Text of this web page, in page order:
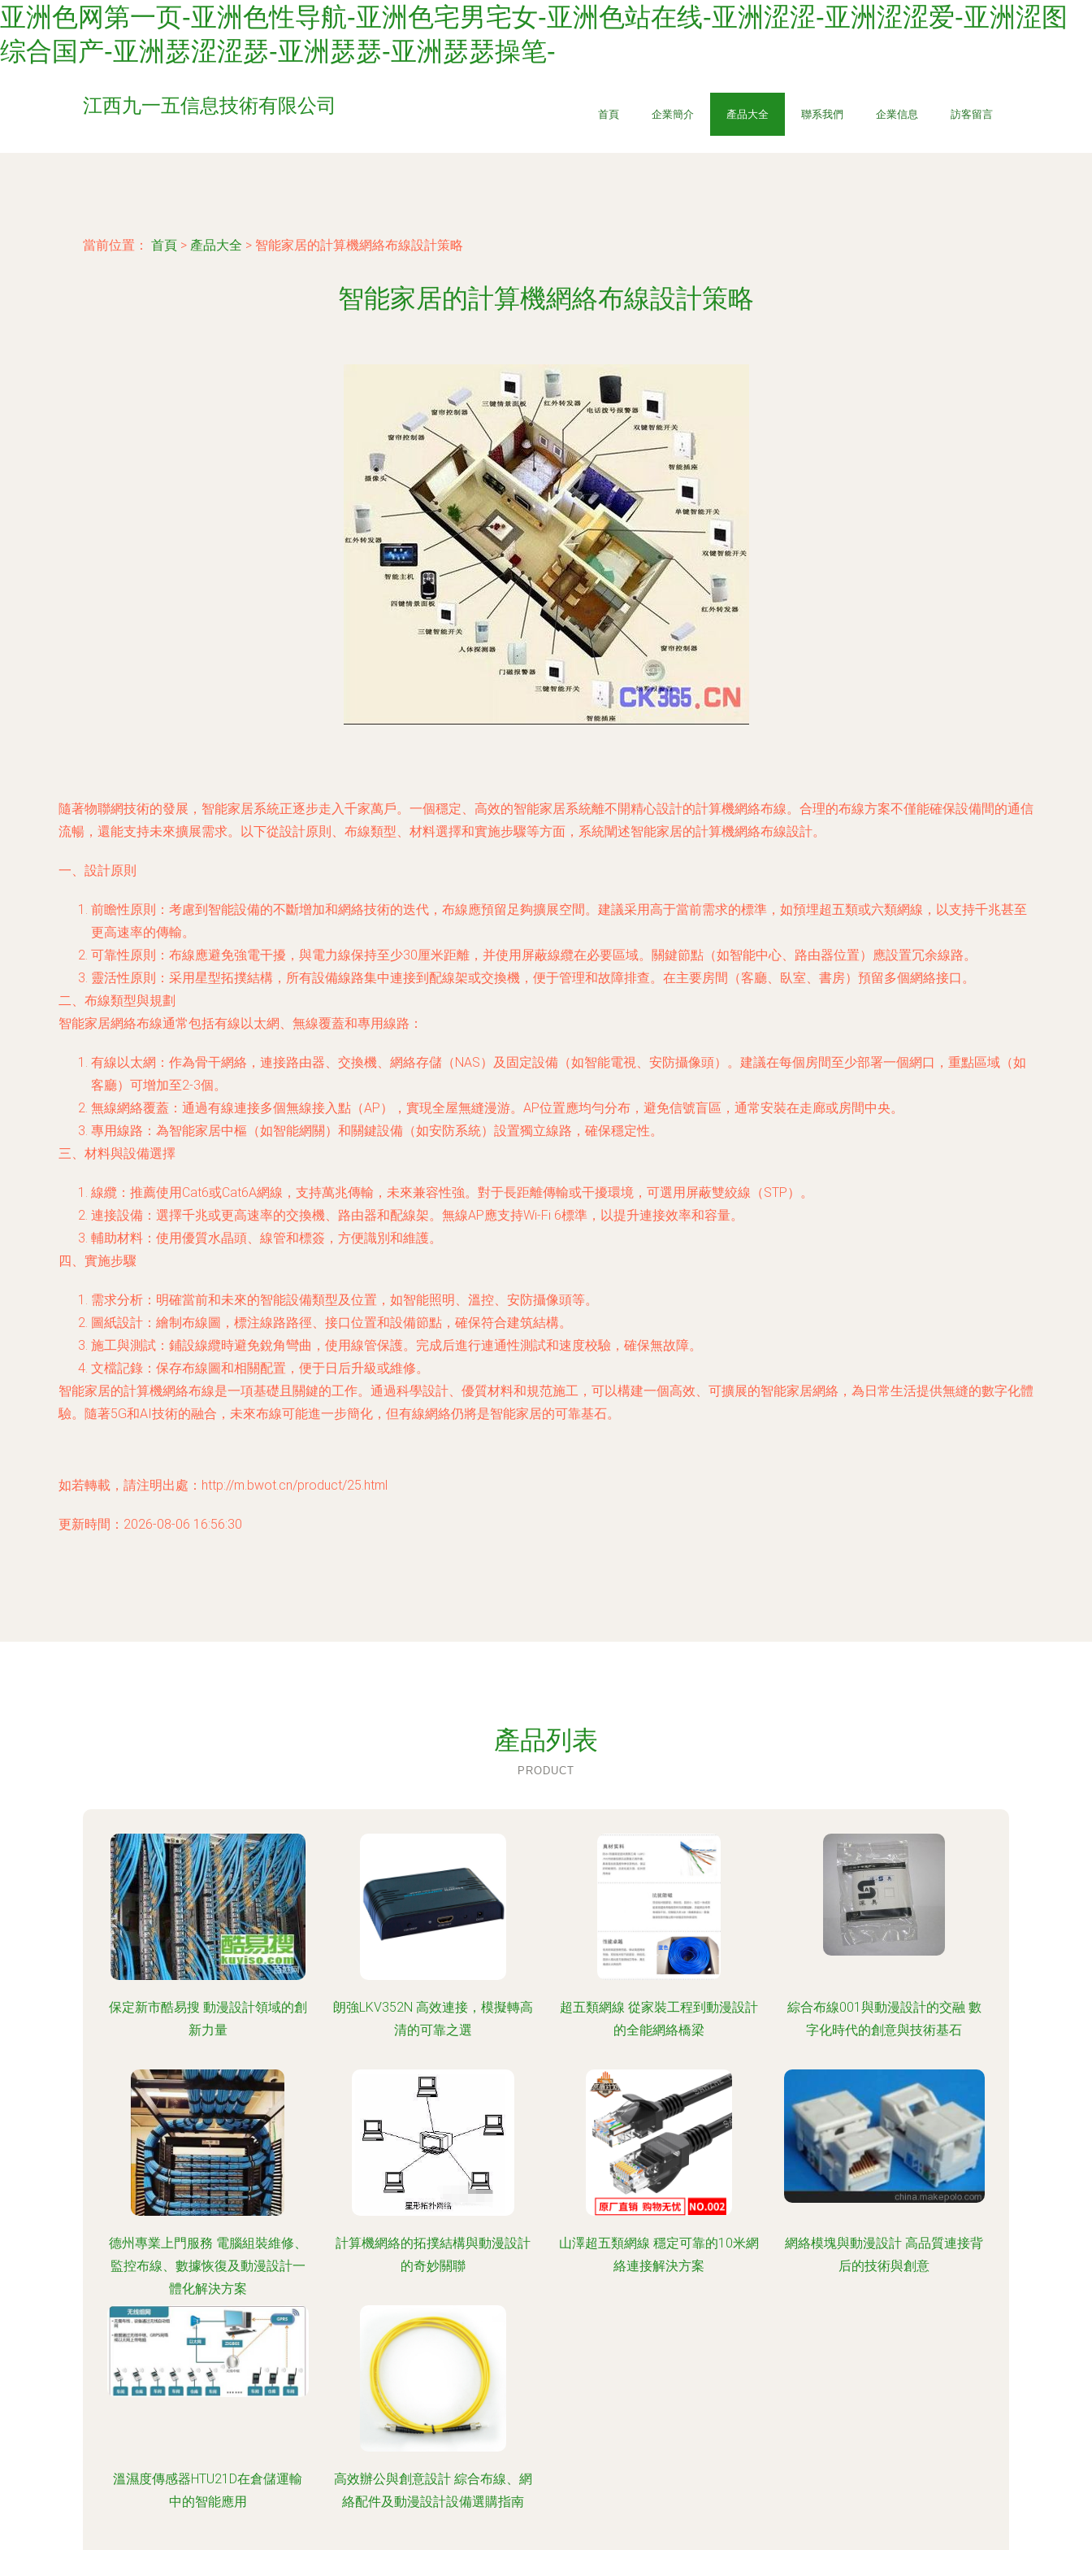
亚洲色网第一页-亚洲色性导航-亚洲色宅男宅女-亚洲色站在线-亚洲涩涩-亚洲涩涩爱-亚洲涩图
综合国产-亚洲瑟涩涩瑟-亚洲瑟瑟-亚洲瑟瑟操笔-
江西九一五信息技術有限公司 首頁 企業簡介 產品大全 聯系我們 企業信息 訪客留言
當前位置： 首頁 > 產品大全 > 智能家居的計算機網絡布線設計策略
智能家居的計算機網絡布線設計策略
隨著物聯網技術的發展，智能家居系統正逐步走入千家萬戶。一個穩定、高效的智能家居系統離不開精心設計的計算機網絡布線。合理的布線方案不僅能確保設備間的通信
流暢，還能支持未來擴展需求。以下從設計原則、布線類型、材料選擇和實施步驟等方面，系統闡述智能家居的計算機網絡布線設計。
一、設計原則
前瞻性原則：考慮到智能設備的不斷增加和網絡技術的迭代，布線應預留足夠擴展空間。建議采用高于當前需求的標準，如預埋超五類或六類網線，以支持千兆甚至
更高速率的傳輸。
可靠性原則：布線應避免強電干擾，與電力線保持至少30厘米距離，并使用屏蔽線纜在必要區域。關鍵節點（如智能中心、路由器位置）應設置冗余線路。
靈活性原則：采用星型拓撲結構，所有設備線路集中連接到配線架或交換機，便于管理和故障排查。在主要房間（客廳、臥室、書房）預留多個網絡接口。
二、布線類型與規劃
智能家居網絡布線通常包括有線以太網、無線覆蓋和專用線路：
有線以太網：作為骨干網絡，連接路由器、交換機、網絡存儲（NAS）及固定設備（如智能電視、安防攝像頭）。建議在每個房間至少部署一個網口，重點區域（如
客廳）可增加至2-3個。
無線網絡覆蓋：通過有線連接多個無線接入點（AP），實現全屋無縫漫游。AP位置應均勻分布，避免信號盲區，通常安裝在走廊或房間中央。
專用線路：為智能家居中樞（如智能網關）和關鍵設備（如安防系統）設置獨立線路，確保穩定性。
三、材料與設備選擇
線纜：推薦使用Cat6或Cat6A網線，支持萬兆傳輸，未來兼容性強。對于長距離傳輸或干擾環境，可選用屏蔽雙絞線（STP）。
連接設備：選擇千兆或更高速率的交換機、路由器和配線架。無線AP應支持Wi-Fi 6標準，以提升連接效率和容量。
輔助材料：使用優質水晶頭、線管和標簽，方便識別和維護。
四、實施步驟
需求分析：明確當前和未來的智能設備類型及位置，如智能照明、溫控、安防攝像頭等。
圖紙設計：繪制布線圖，標注線路路徑、接口位置和設備節點，確保符合建筑結構。
施工與測試：鋪設線纜時避免銳角彎曲，使用線管保護。完成后進行連通性測試和速度校驗，確保無故障。
文檔記錄：保存布線圖和相關配置，便于日后升級或維修。
智能家居的計算機網絡布線是一項基礎且關鍵的工作。通過科學設計、優質材料和規范施工，可以構建一個高效、可擴展的智能家居網絡，為日常生活提供無縫的數字化體
驗。隨著5G和AI技術的融合，未來布線可能進一步簡化，但有線網絡仍將是智能家居的可靠基石。
如若轉載，請注明出處：http://m.bwot.cn/product/25.html
更新時間：2026-08-06 16:56:30
產品列表
PRODUCT
保定新市酷易搜 動漫設計領域的創
新力量
朗強LKV352N 高效連接，模擬轉高
清的可靠之選
超五類網線 從家裝工程到動漫設計
的全能網絡橋梁
綜合布線001與動漫設計的交融 數
字化時代的創意與技術基石
德州專業上門服務 電腦組裝維修、
監控布線、數據恢復及動漫設計一
體化解決方案
計算機網絡的拓撲結構與動漫設計
的奇妙關聯
山澤超五類網線 穩定可靠的10米網
絡連接解決方案
網絡模塊與動漫設計 高品質連接背
后的技術與創意
溫濕度傳感器HTU21D在倉儲運輸
中的智能應用
高效辦公與創意設計 綜合布線、網
絡配件及動漫設計設備選購指南